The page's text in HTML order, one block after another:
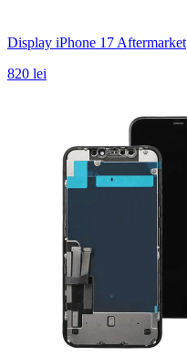
Display iPhone 17 Aftermarket
820 lei